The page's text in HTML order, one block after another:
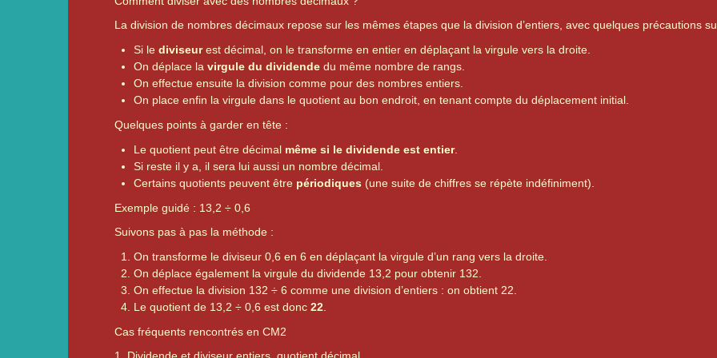
La division de nombres décimaux repose sur les mêmes étapes que la division d’entiers, avec quelques précautions
Si le diviseurest décimal, on le transforme en entier en déplaçant la virgule vers la droite.
On déplace la virgule du dividendedu même nombre de rangs.
On effectue ensuite la division comme pour des nombres entiers.
On place enfin la virgule dans le quotient au bon endroit, en tenant compte du déplacement initial.
Quelques points à garder en tête :
Le quotient peut être décimal même si le dividende est entier.
Si reste il y a, il sera lui aussi un nombre décimal.
Certains quotients peuvent être périodiques (une suite de chiffres se répète indéfiniment).
Exemple guidé : 13,2 ÷ 0,6
Suivons pas à pas la méthode :
On transforme le diviseur 0,6 en 6 en déplaçant la virgule d’un rang vers la droite.
On déplace également la virgule du dividende 13,2 pour obtenir 132.
On effectue la division 132 ÷ 6 comme une division d’entiers : on obtient 22.
Le quotient de 13,2 ÷ 0,6 est donc 22.
Cas fréquents rencontrés en CM2